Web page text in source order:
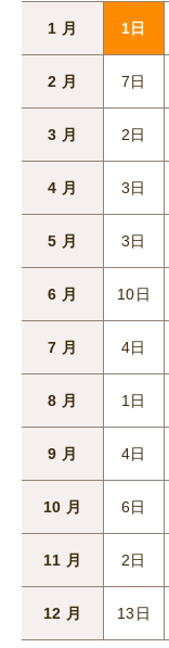
1 月 1日
2 月 7日
3 月 2日
4 月 3日
5 月 3日
6 月 10日
7 月 4日
8 月 1日
9 月 4日
10 月 6日
11 月 2日
12 月 13日